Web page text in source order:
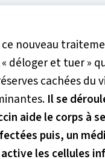
nouveau
« déloger et tuer »
cachées du
Il se
aide le corps à
puis, un
les cellules